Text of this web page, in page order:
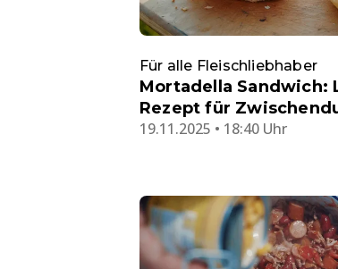
Für alle Fleischliebhaber
Mortadella Sandwich:
Rezept für
19.11.2025 • 18:40 Uhr